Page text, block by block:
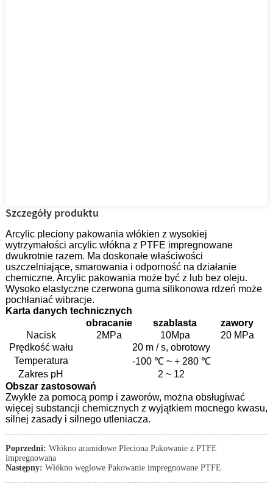
Szczegóły produktu
Arcylic pleciony pakowania włókien z wysokiej
wytrzymałości arcylic włókna z PTFE impregnowane
dwukrotnie razem. Ma doskonałe właściwości
uszczelniające, smarowania i odporność na działanie
chemiczne. Arcylic pakowania może być z lub bez oleju.
Wysoko elastyczne czerwona guma silikonowa rdzeń może
pochłaniać wibracje.
Karta danych technicznych
obracanie
szablasta
zawory
Nacisk
2MPa 10Mpa
20 MPa
Prędkość wału
20 m / s, obrotowy
Temperatura
-100 ℃ ~ + 280 ℃
Zakres pH
2 ~ 12
Obszar zastosowań
Zwykle za pomocą pomp i zaworów, można obsługiwać
więcej substancji chemicznych z wyjątkiem mocnego kwasu,
silnej zasady i silnego utleniacza.
Poprzedni: Włókno aramidowe Pleciona Pakowanie z PTFE
impregnowana
Następny: Włókno węglowe Pakowanie impregnowane PTFE